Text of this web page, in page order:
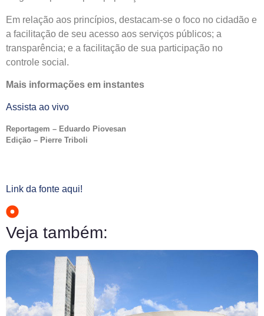
Em relação aos princípios, destacam-se o foco no cidadão e
a facilitação de seu acesso aos serviços públicos; a
transparência; e a facilitação de sua participação no
controle social.
Mais informações em instantes
Assista ao vivo
Reportagem – Eduardo Piovesan
Edição – Pierre Triboli
Link da fonte aqui!
Veja também: